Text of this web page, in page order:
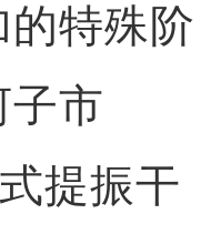
的特殊阶
子市
提振干